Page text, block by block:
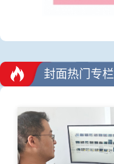
封面热门专栏